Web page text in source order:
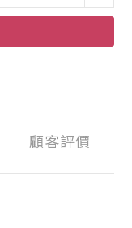
顧客評價